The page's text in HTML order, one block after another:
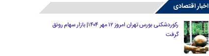
اخبار اقتصادی
رکوردشکنی بورس تهران امروز ۱۲ مهر ۱۴۰۴| بازار سهام رونق
گرفت